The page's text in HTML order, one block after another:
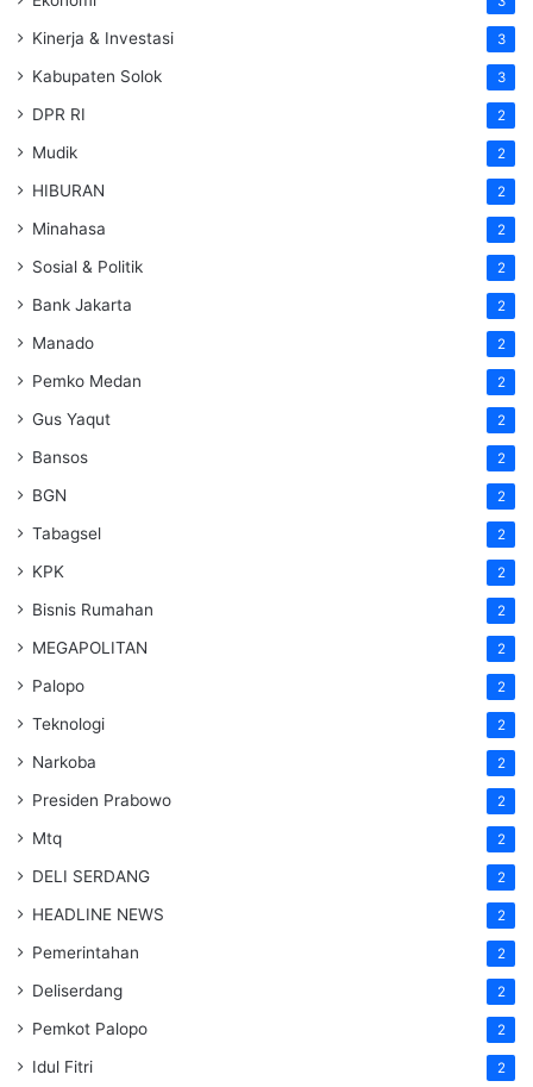
Kinerja & Investasi 3
Kabupaten Solok 3
DPR RI 2
Mudik 2
HIBURAN 2
Minahasa 2
Sosial & Politik 2
Bank Jakarta 2
Manado 2
Pemko Medan 2
Gus Yaqut 2
Bansos 2
BGN 2
Tabagsel 2
KPK 2
Bisnis Rumahan 2
MEGAPOLITAN 2
Palopo 2
Teknologi 2
Narkoba 2
Presiden Prabowo 2
Mtq 2
DELI SERDANG 2
HEADLINE NEWS 2
Pemerintahan 2
Deliserdang 2
Pemkot Palopo 2
Idul Fitri 2